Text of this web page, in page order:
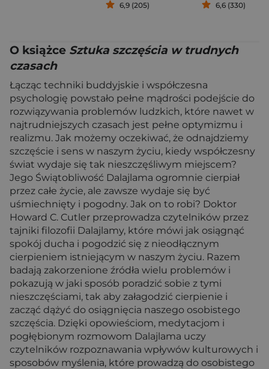
6,9 (205) 6,6 (330)
O książce Sztuka szczęścia w trudnych
czasach
Łącząc techniki buddyjskie i współczesna
psychologię powstało pełne mądrości podejście do
rozwiązywania problemów ludzkich, które nawet w
najtrudniejszych czasach jest pełne optymizmu i
realizmu. Jak możemy oczekiwać, że odnajdziemy
szczęście i sens w naszym życiu, kiedy współczesny
świat wydaje się tak nieszczęśliwym miejscem?
Jego Świątobliwość Dalajlama ogromnie cierpiał
przez całe życie, ale zawsze wydaje się być
uśmiechnięty i pogodny. Jak on to robi? Doktor
Howard C. Cutler przeprowadza czytelników przez
tajniki filozofii Dalajlamy, które mówi jak osiągnąć
spokój ducha i pogodzić się z nieodłącznym
cierpieniem istniejącym w naszym życiu. Razem
badają zakorzenione źródła wielu problemów i
pokazują w jaki sposób poradzić sobie z tymi
nieszczęściami, tak aby załagodzić cierpienie i
zacząć dążyć do osiągnięcia naszego osobistego
szczęścia. Dzięki opowieściom, medytacjom i
pogłębionym rozmowom Dalajlama uczy
czytelników rozpoznawania wpływów kulturowych i
sposobów myślenia, które prowadzą do osobistego